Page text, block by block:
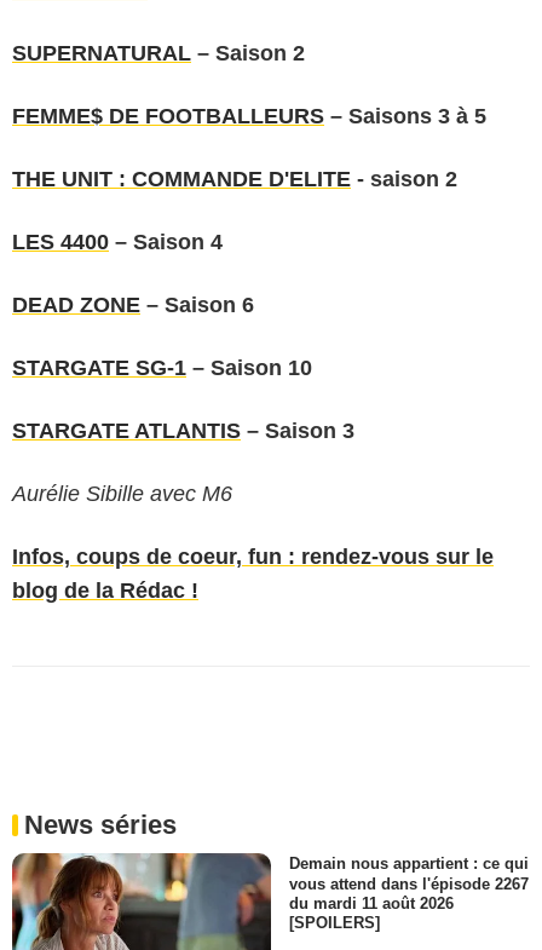
SUPERNATURAL – Saison 2
FEMME$ DE FOOTBALLEURS – Saisons 3 à 5
THE UNIT : COMMANDE D'ELITE - saison 2
LES 4400 – Saison 4
DEAD ZONE – Saison 6
STARGATE SG-1 – Saison 10
STARGATE ATLANTIS – Saison 3
Aurélie Sibille avec M6
Infos, coups de coeur, fun : rendez-vous sur le
blog de la Rédac !
News séries
Demain nous appartient : ce qui
vous attend dans l'épisode 2267
du mardi 11 août 2026
[SPOILERS]